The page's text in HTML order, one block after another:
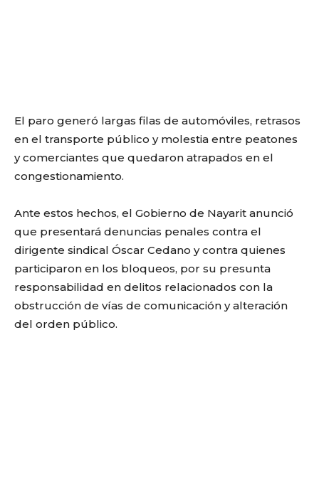
El paro generó largas filas de automóviles, retrasos
en el transporte público y molestia entre peatones
y comerciantes que quedaron atrapados en el
congestionamiento.
Ante estos hechos, el Gobierno de Nayarit anunció
que presentará denuncias penales contra el
dirigente sindical Óscar Cedano y contra quienes
participaron en los bloqueos, por su presunta
responsabilidad en delitos relacionados con la
obstrucción de vías de comunicación y alteración
del orden público.